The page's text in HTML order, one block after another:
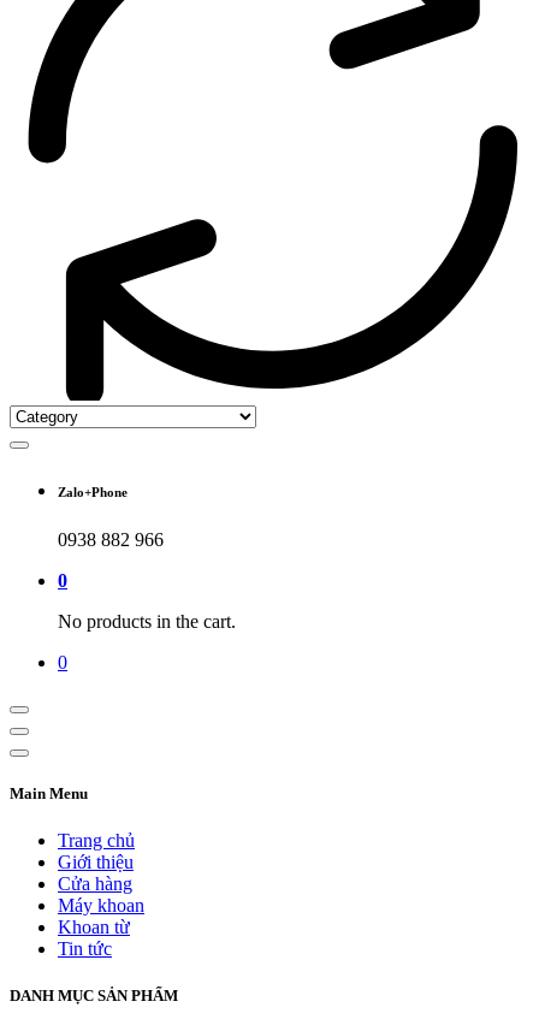
Zalo+Phone
0938 882 966
0
No products in the cart.
0
Main Menu
Trang chủ
Giới thiệu
Cửa hàng
Máy khoan
Khoan từ
Tin tức
DANH MỤC SẢN PHẨM